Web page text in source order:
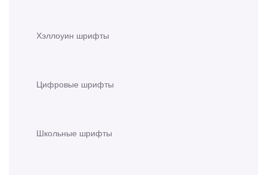
Хэллоуин шрифты
Цифровые шрифты
Школьные шрифты